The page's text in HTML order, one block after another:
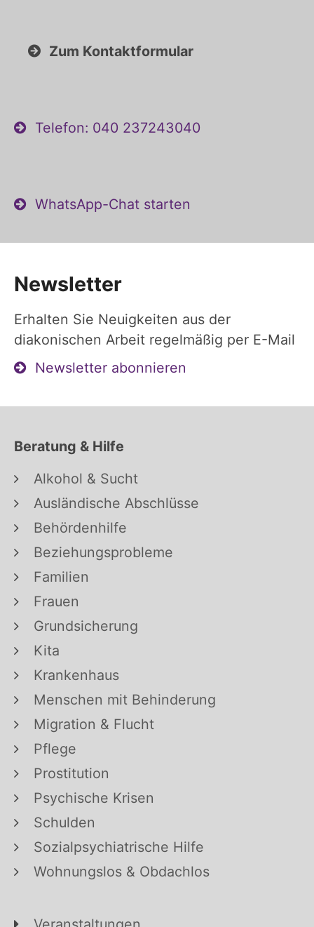
Zum Kontaktformular
Telefon: 040 237243040
WhatsApp-Chat starten
Newsletter
Erhalten Sie Neuigkeiten aus der
diakonischen Arbeit regelmäßig per E-Mail
Newsletter abonnieren
Beratung & Hilfe
Alkohol & Sucht
Ausländische Abschlüsse
Behördenhilfe
Beziehungsprobleme
Familien
Frauen
Grundsicherung
Kita
Krankenhaus
Menschen mit Behinderung
Migration & Flucht
Pflege
Prostitution
Psychische Krisen
Schulden
Sozialpsychiatrische Hilfe
Wohnungslos & Obdachlos